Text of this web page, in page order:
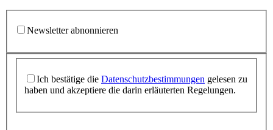
Newsletter abnonnieren
Ich bestätige die Datenschutzbestimmungen gelesen zu
haben und akzeptiere die darin erläuterten Regelungen.